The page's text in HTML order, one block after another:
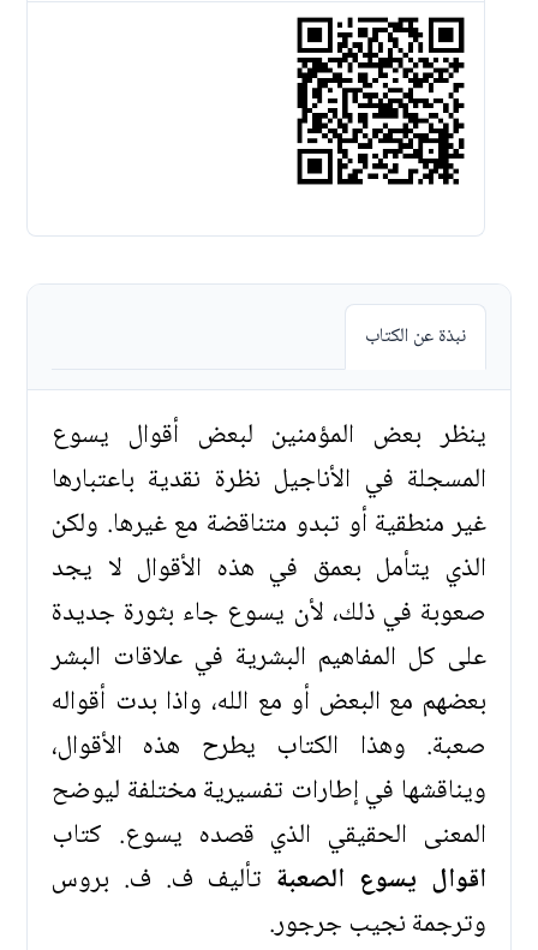
نبذة عن الكتاب
ينظر بعض المؤمنين لبعض أقوال يسوع
المسجلة في الأناجيل نظرة نقدية باعتبارها
غير منطقية أو تبدو متناقضة مع غيرها. ولكن
الذي يتأمل بعمق في هذه الأقوال لا يجد
صعوبة في ذلك، لأن يسوع جاء بثورة جديدة
على كل المفاهيم البشرية في علاقات البشر
بعضهم مع البعض أو مع الله، واذا بدت أقواله
صعبة. وهذا الكتاب يطرح هذه الأقوال،
ويناقشها في إطارات تفسيرية مختلفة ليوضح
المعنى الحقيقي الذي قصده يسوع. كتاب
اقوال يسوع الصعبة تأليف ف. ف. بروس
وترجمة نجيب جرجور.